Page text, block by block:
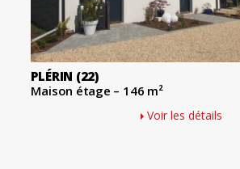
PLÉRIN (22)
Maison étage – 146 m²
Voir les détails